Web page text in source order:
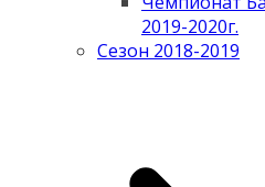
2019-2020г.
Сезон 2018-2019